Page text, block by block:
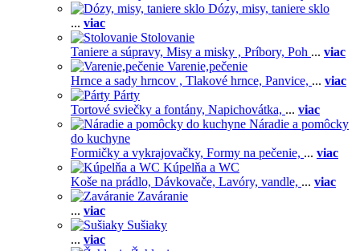
Dózy, misy, taniere sklo
... viac
Stolovanie
Taniere a súpravy, Misy a misky , Príbory, Poh ... viac
Varenie,pečenie
Hrnce a sady hrncov , Tlakové hrnce, Panvice, ... viac
Párty
Tortové sviečky a fontány, Napichovátka, ... viac
Náradie a pomôcky
do kuchyne
Formičky a vykrajovačky, Formy na pečenie, ... viac
Kúpelňa a WC
Koše na prádlo, Dávkovače, Lavóry, vandle, ... viac
Zaváranie
... viac
Sušiaky
... viac